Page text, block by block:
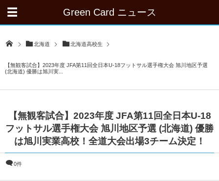
Green Card ニュース
北海道 北海道高校生
【無観客試合】2023年度 JFA第11回全日本U-18フットサル選手権大会 旭川地区予選
(北海道) 優勝は旭川実...
【無観客試合】2023年度 JFA第11回全日本U-18
フットサル選手権大会 旭川地区予選 (北海道) 優勝
は旭川実業高校！全道大会出場3チーム決定！
0件